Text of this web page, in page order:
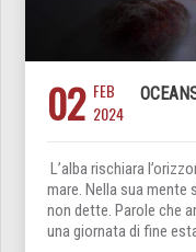
02 FEB
2024
L’alba rischiara
mare. Nella sua mente
non dette. Parole che
una giornata di fine